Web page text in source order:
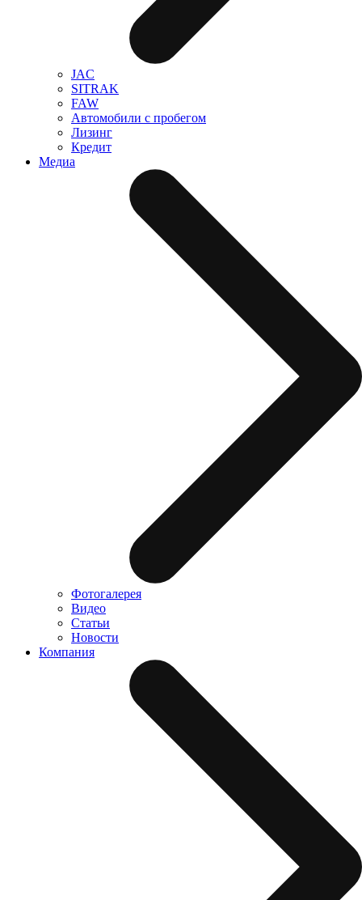
JAC
SITRAK
FAW
Автомобили с пробегом
Лизинг
Кредит
Медиа
Фотогалерея
Видео
Статьи
Новости
Компания